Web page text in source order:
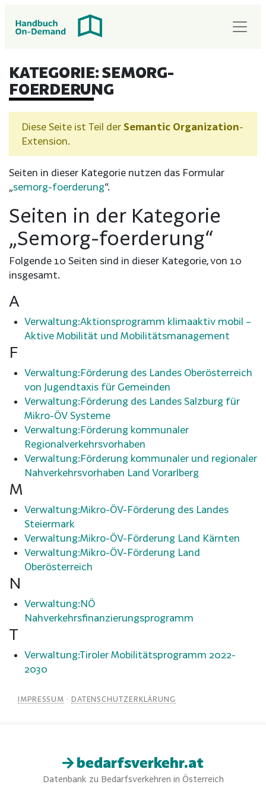
KATEGORIE:SEMORG-
FOERDERUNG
Diese Seite ist Teil der Semantic Organization-
Extension.
Seiten in dieser Kategorie nutzen das Formular
„semorg-foerderung“.
Seiten in der Kategorie
„Semorg-foerderung“
Folgende 10 Seiten sind in dieser Kategorie, von 10
insgesamt.
A
Verwaltung:Aktionsprogramm klimaaktiv mobil –
Aktive Mobilität und Mobilitätsmanagement
F
Verwaltung:Förderung des Landes Oberösterreich
von Jugendtaxis für Gemeinden
Verwaltung:Förderung des Landes Salzburg für
Mikro-ÖV Systeme
Verwaltung:Förderung kommunaler
Regionalverkehrsvorhaben
Verwaltung:Förderung kommunaler und regionaler
Nahverkehrsvorhaben Land Vorarlberg
M
Verwaltung:Mikro-ÖV-Förderung des Landes
Steiermark
Verwaltung:Mikro-ÖV-Förderung Land Kärnten
Verwaltung:Mikro-ÖV-Förderung Land
Oberösterreich
N
Verwaltung:NÖ
Nahverkehrsfinanzierungsprogramm
T
Verwaltung:Tiroler Mobilitätsprogramm 2022-
2030
IMPRESSUM · DATENSCHUTZERKLÄRUNG
bedarfsverkehr.at
Datenbank zu Bedarfsverkehren in Österreich